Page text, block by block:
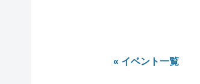
« イベント一覧